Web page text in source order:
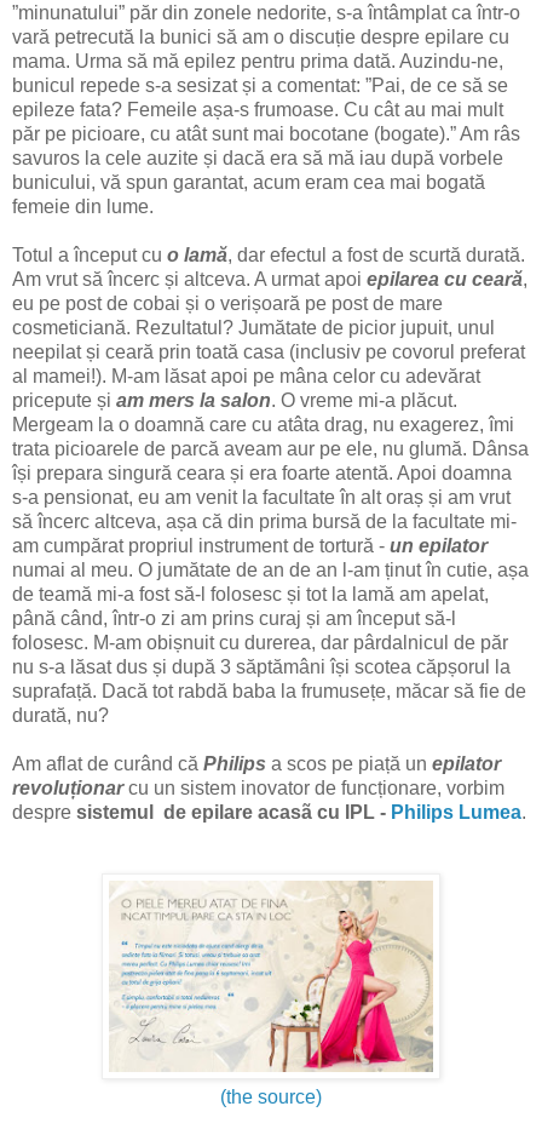
”minunatului” păr din zonele nedorite, s-a întâmplat ca într-o
vară petrecută la bunici să am o discuție despre epilare cu
mama. Urma să mă epilez pentru prima dată. Auzindu-ne,
bunicul repede s-a sesizat și a comentat: ”Pai, de ce să se
epileze fata? Femeile așa-s frumoase. Cu cât au mai mult
păr pe picioare, cu atât sunt mai bocotane (bogate).” Am râs
savuros la cele auzite și dacă era să mă iau după vorbele
bunicului, vă spun garantat, acum eram cea mai bogată
femeie din lume.
Totul a început cu o lamă, dar efectul a fost de scurtă durată.
Am vrut să încerc și altceva. A urmat apoi epilarea cu ceară,
eu pe post de cobai și o verișoară pe post de mare
cosmeticiană. Rezultatul? Jumătate de picior jupuit, unul
neepilat și ceară prin toată casa (inclusiv pe covorul preferat
al mamei!). M-am lăsat apoi pe mâna celor cu adevărat
pricepute și am mers la salon. O vreme mi-a plăcut.
Mergeam la o doamnă care cu atâta drag, nu exagerez, îmi
trata picioarele de parcă aveam aur pe ele, nu glumă. Dânsa
își prepara singură ceara și era foarte atentă. Apoi doamna
s-a pensionat, eu am venit la facultate în alt oraș și am vrut
să încerc altceva, așa că din prima bursă de la facultate mi-
am cumpărat propriul instrument de tortură - un epilator
numai al meu. O jumătate de an de an l-am ținut în cutie, așa
de teamă mi-a fost să-l folosesc și tot la lamă am apelat,
până când, într-o zi am prins curaj și am început să-l
folosesc. M-am obișnuit cu durerea, dar pârdalnicul de păr
nu s-a lăsat dus și după 3 săptămâni își scotea căpșorul la
suprafață. Dacă tot rabdă baba la frumusețe, măcar să fie de
durată, nu?
Am aflat de curând că Philips a scos pe piață un epilator
revoluționarcu un sistem inovator de funcționare, vorbim
despre sistemul de epilare acasã cu IPL - Philips Lumea.
(the source)